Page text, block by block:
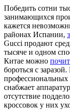
Победить сотни
занимающихся
кажется
районах Испании,
Gucci продают
тысяче и одном
Китае можно
бороться с
снабжает
отсутствие
кроссовок у них